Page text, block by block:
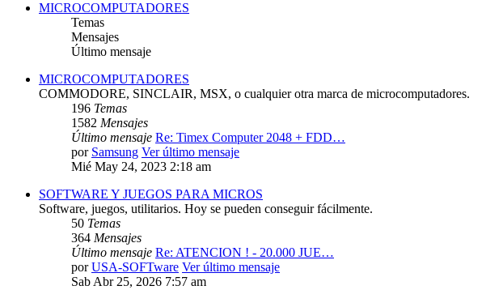
MICROCOMPUTADORES
Temas
Mensajes
Último mensaje
MICROCOMPUTADORES
COMMODORE, SINCLAIR, MSX, o cualquier otra marca de microcomputadores.
196 Temas
1582 Mensajes
Último mensaje Re: Timex Computer 2048 + FDD…
por Samsung Ver último mensaje
Mié May 24, 2023 2:18 am
SOFTWARE Y JUEGOS PARA MICROS
Software, juegos, utilitarios. Hoy se pueden conseguir fácilmente.
50 Temas
364 Mensajes
Último mensaje Re: ATENCION ! - 20.000 JUE…
porUSA-SOFTware Ver último mensaje
Sab Abr 25, 2026 7:57 am